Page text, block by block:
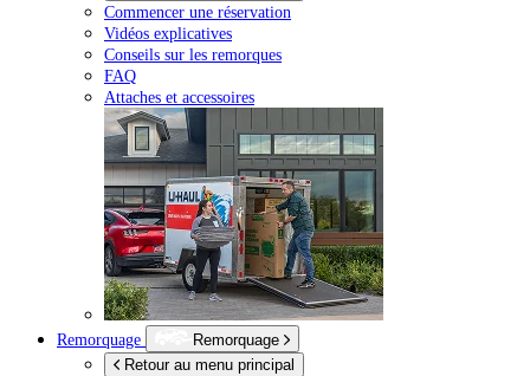
Commencer une réservation
Vidéos explicatives
Conseils sur les remorques
FAQ
Attaches et accessoires
Remorquage
Remorquage
Retour au menu principal